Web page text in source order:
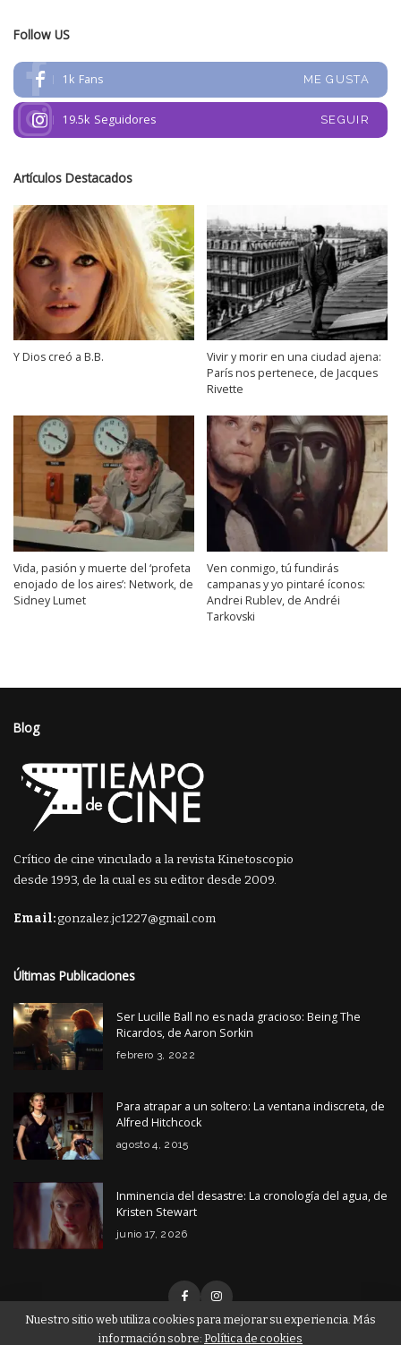
Follow US
1k Fans ME GUSTA
19.5k Seguidores SEGUIR
Artículos Destacados
Y Dios creó a B.B.
Vivir y morir en una ciudad ajena:
París nos pertenece, de Jacques
Rivette
Vida, pasión y muerte del ‘profeta
enojado de los aires’: Network, de
Sidney Lumet
Ven conmigo, tú fundirás
campanas y yo pintaré íconos:
Andrei Rublev, de Andréi
Tarkovski
Blog
Crítico de cine vinculado a la revista Kinetoscopio
desde 1993, de la cual es su editor desde 2009.
Email:gonzalez.jc1227@gmail.com
Últimas Publicaciones
Ser Lucille Ball no es nada gracioso: Being The
Ricardos, de Aaron Sorkin
febrero 3, 2022
Para atrapar a un soltero: La ventana indiscreta, de
Alfred Hitchcock
agosto 4, 2015
Inminencia del desastre: La cronología del agua, de
Kristen Stewart
junio 17, 2026
Nuestro sitio web utiliza cookies para mejorar su experiencia. Más
información sobre: Política de cookies